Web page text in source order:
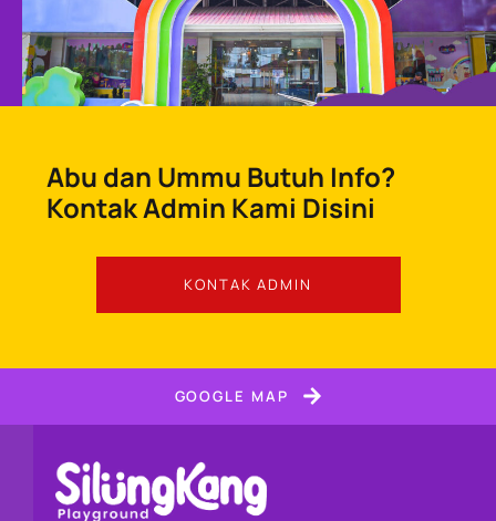
Abu dan Ummu Butuh Info?
Kontak Admin Kami Disini
KONTAK ADMIN
GOOGLE MAP